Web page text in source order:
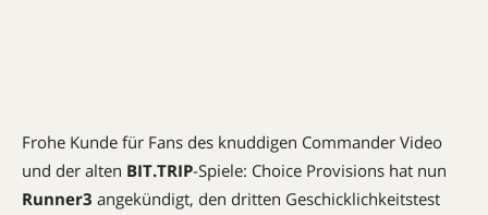
Frohe Kunde für Fans des knuddigen Commander Video
und der alten BIT.TRIP-Spiele: Choice Provisions hat nun
Runner3 angekündigt, den dritten Geschicklichkeitstest